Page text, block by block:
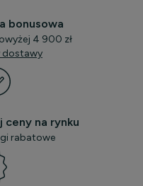
bonusowa
4 900 zł
dostawy
ceny na rynku
rabatowe